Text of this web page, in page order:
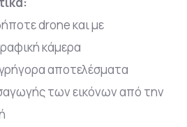
drone και με
κάμερα
γρήγορα αποτελέσματα
των εικόνων από την